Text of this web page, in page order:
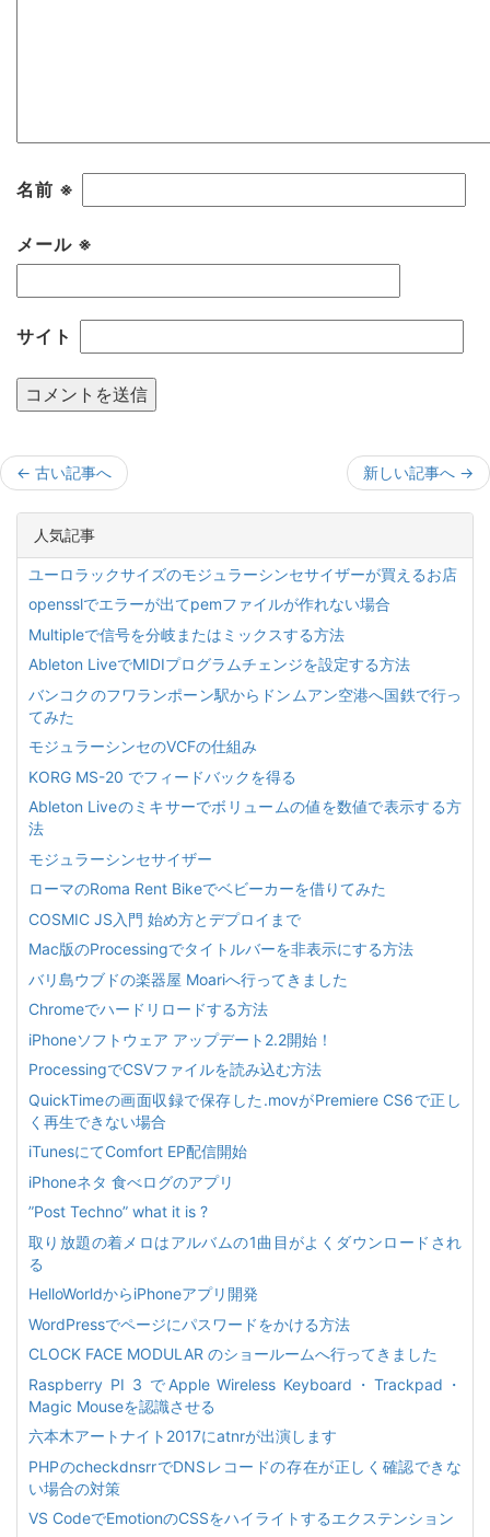
名前 ※
メール ※
サイト
← 古い記事へ 新しい記事へ →
人気記事
ユーロラックサイズのモジュラーシンセサイザーが買えるお店
opensslでエラーが出てpemファイルが作れない場合
Multipleで信号を分岐またはミックスする方法
Ableton LiveでMIDIプログラムチェンジを設定する方法
バンコクのフワランポーン駅からドンムアン空港へ国鉄で行っ
てみた
モジュラーシンセのVCFの仕組み
KORG MS-20 でフィードバックを得る
Ableton Liveのミキサーでボリュームの値を数値で表示する方
法
モジュラーシンセサイザー
ローマのRoma Rent Bikeでベビーカーを借りてみた
COSMIC JS入門 始め方とデプロイまで
Mac版のProcessingでタイトルバーを非表示にする方法
バリ島ウブドの楽器屋 Moariへ行ってきました
Chromeでハードリロードする方法
iPhoneソフトウェア アップデート2.2開始！
ProcessingでCSVファイルを読み込む方法
QuickTimeの画面収録で保存した.movがPremiere CS6で正し
く再生できない場合
iTunesにてComfort EP配信開始
iPhoneネタ 食べログのアプリ
”Post Techno” what it is ?
取り放題の着メロはアルバムの1曲目がよくダウンロードされ
る
HelloWorldからiPhoneアプリ開発
WordPressでページにパスワードをかける方法
CLOCK FACE MODULAR のショールームへ行ってきました
Raspberry PI 3 でApple Wireless Keyboard・Trackpad・
Magic Mouseを認識させる
六本木アートナイト2017にatnrが出演します
PHPのcheckdnsrrでDNSレコードの存在が正しく確認できな
い場合の対策
VS CodeでEmotionのCSSをハイライトするエクステンション